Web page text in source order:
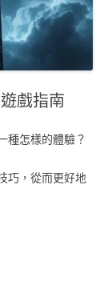
戲指南
種怎樣的體驗？
巧，從而更好地